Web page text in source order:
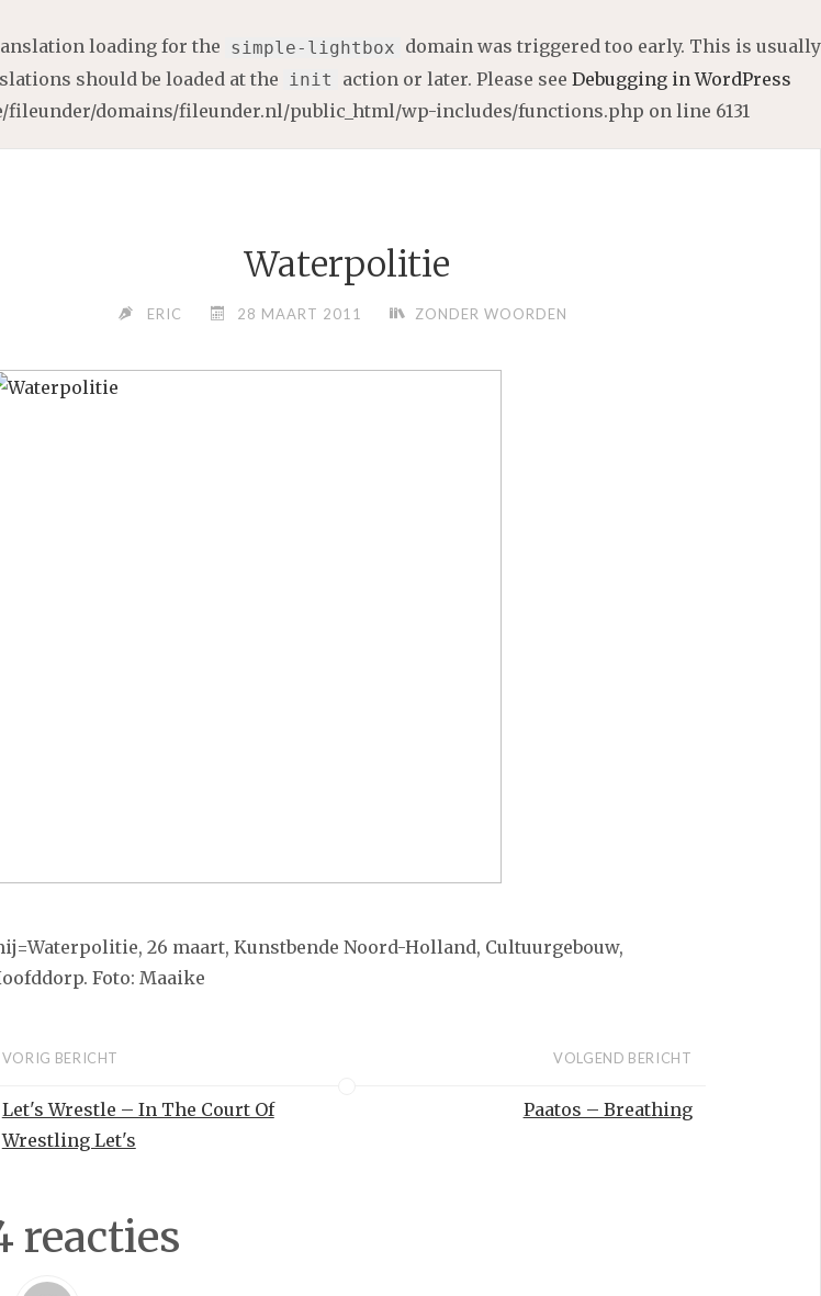
loading for the simple-lightbox domain was triggered too early. This is usually
should be loaded at the init action or later. Please see Debugging in WordPress
fileunder/domains/fileunder.nl/public_html/wp-includes/functions.php on line 6131
Waterpolitie
ERIC 28 MAART 2011 ZONDER WOORDEN
26 maart, Kunstbende Noord-Holland, Cultuurgebouw,
Foto: Maaike
VORIG BERICHT
Let's Wrestle – In The Court Of
Wrestling Let's
VOLGEND BERICHT
Paatos – Breathing
reacties